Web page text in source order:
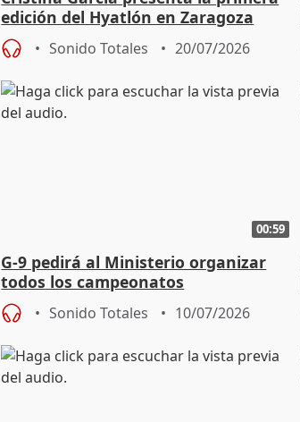
edición del Hyatlón en Zaragoza
Sonido Totales 20/07/2026
00:59
G-9 pedirá al Ministerio organizar
todos los campeonatos
universitarios de España en 2027
Sonido Totales 10/07/2026